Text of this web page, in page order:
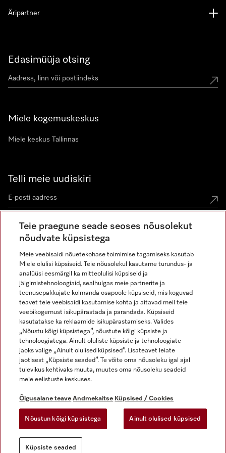
Edasimüüja otsing
Miele kogemuskeskus
Miele keskus Tallinnas
Telli meie uudiskiri
Äripartner
Õigusalane teave
Üldtingimused
Andmekaitse
Kasutustingimused
Digiteenuste seadus
Küpsiste seaded
Miele Instagramis
Miele Facebookis
Miele Youtube'is
Teie praegune seade seoses nõusolekut
nõudvate küpsistega
Meie veebisaidi nõuetekohase toimimise tagamiseks kasutab
Miele olulisi küpsiseid. Teie nõusolekul kasutame turundus- ja
analüüsi eesmärgil ka mitteolulisi küpsiseid ja
jälgimistehnoloogiaid, sealhulgas meie partnerite ja
teenusepakkujate kolmanda osapoole küpsiseid, mis koguvad
teavet teie veebisaidi kasutamise kohta ja aitavad meil teie
veebikogemust isikupärastada ja parandada. Küpsiseid
kasutatakse ka reklaamide isikupärastamiseks. Valides
„Nõustu kõigi küpsistega”, nõustute kõigi küpsiste ja
tehnoloogiatega. Ainult oluliste küpsiste ja tehnoloogiate
jaoks valige „Ainult olulised küpsised”. Lisateavet leiate
jaotisest „Küpsiste seaded”. Te võite oma nõusoleku igal ajal
tulevikus kehtivaks muuta, muutes oma nõusoleku seadeid
meie eelistuste keskuses.
Õigusalane teave Andmekaitse Küpsised / Cookies
Nõustun kõigi küpsistega Ainult olulised küpsised
Küpsiste seaded